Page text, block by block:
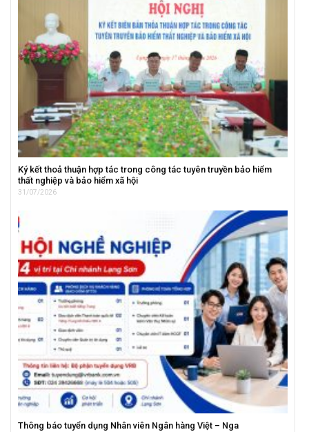
Ký kết thoả thuận hợp tác trong công tác tuyên truyền bảo hiểm
thất nghiệp và bảo hiểm xã hội
31/07/2026
Thông báo tuyển dụng Nhân viên Ngân hàng Việt – Nga